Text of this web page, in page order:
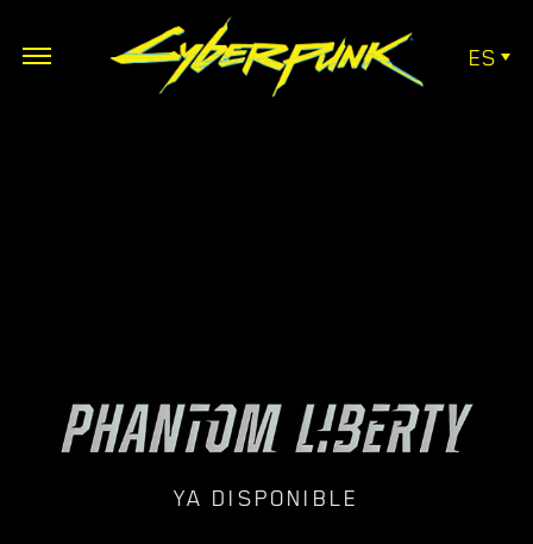
ES
YA DISPONIBLE